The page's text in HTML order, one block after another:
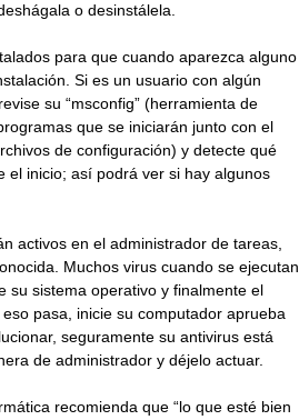
o desinstálela.
para que cuando aparezca alguno
Si es un usuario con algún
su “msconfig” (herramienta de
que se iniciarán junto con el
de configuración) y detecte qué
el inicio; así podrá ver si hay algunos
activos en el administrador de tareas,
Muchos virus cuando se ejecutan
su sistema operativo y finalmente el
pasa, inicie su computador aprueba
seguramente su antivirus está
de administrador y déjelo actuar.
recomienda que “lo que esté bien